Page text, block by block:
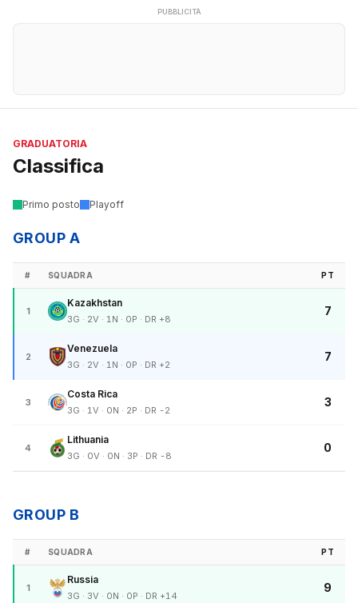
PUBBLICITÀ
GRADUATORIA
Classifica
Primo posto Playoff
GROUP A
# SQUADRA PT
1
Kazakhstan
3G · 2V · 1N · 0P · DR +8
7
2
Venezuela
3G · 2V · 1N · 0P · DR +2
7
3
Costa Rica
3G · 1V · 0N · 2P · DR -2
3
4
Lithuania
3G · 0V · 0N · 3P · DR -8
0
GROUP B
# SQUADRA PT
1
Russia
3G · 3V · 0N · 0P · DR +14
9